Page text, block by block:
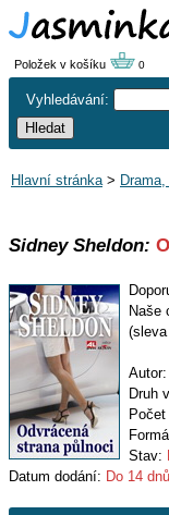
Položek v košíku 0
Vyhledávání:
Hlavní stránka>
Sidney Sheldon:
Naše
Autor:
Druh
Stav:
Datum dodání: Do 14 dnů